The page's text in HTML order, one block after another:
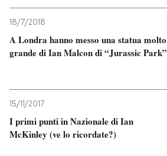
18/7/2018
A Londra hanno messo una statua molto
grande di Ian Malcon di “Jurassic Park”
15/11/2017
I primi punti in Nazionale di Ian
McKinley (ve lo ricordate?)